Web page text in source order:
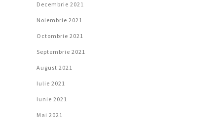
Decembrie 2021
Noiembrie 2021
Octombrie 2021
Septembrie 2021
August 2021
Iulie 2021
Iunie 2021
Mai 2021